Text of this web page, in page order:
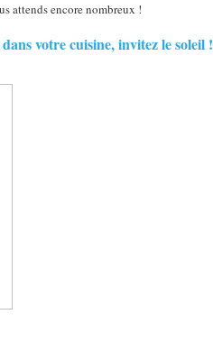
attends encore nombreux !
votre cuisine, invitez le soleil !